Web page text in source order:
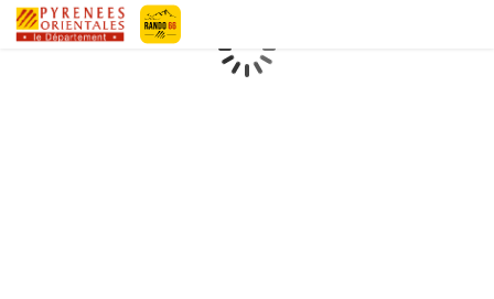
Pyrénées-Orientales Le Département
Chargement